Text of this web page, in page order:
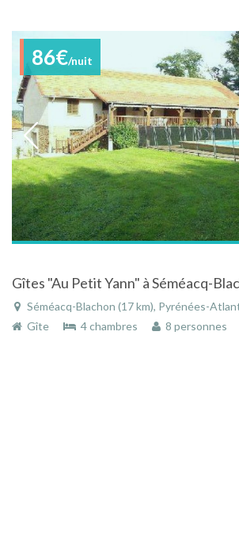
86€/nuit
Séméacq-Blachon (17 km), Pyrénées-Atlantiques,
Gîte
4 chambres 8 personnes